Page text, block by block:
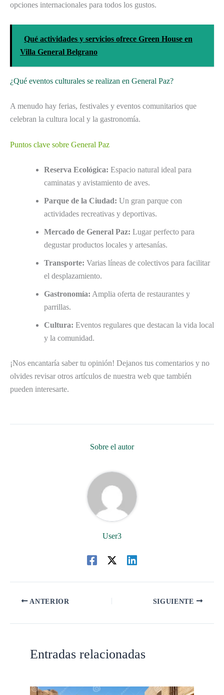
opciones internacionales para todos los gustos.
Qué actividades y servicios ofrece Green House en
Villa General Belgrano
¿Qué eventos culturales se realizan en General Paz?
A menudo hay ferias, festivales y eventos comunitarios que
celebran la cultura local y la gastronomía.
Puntos clave sobre General Paz
Reserva Ecológica: Espacio natural ideal para
caminatas y avistamiento de aves.
Parque de la Ciudad: Un gran parque con
actividades recreativas y deportivas.
Mercado de General Paz: Lugar perfecto para
degustar productos locales y artesanías.
Transporte: Varias líneas de colectivos para facilitar
el desplazamiento.
Gastronomía: Amplia oferta de restaurantes y
parrillas.
Cultura: Eventos regulares que destacan la vida local
y la comunidad.
¡Nos encantaría saber tu opinión! Dejanos tus comentarios y no
olvides revisar otros artículos de nuestra web que también
pueden interesarte.
Sobre el autor
User3
ANTERIOR SIGUIENTE
Entradas relacionadas